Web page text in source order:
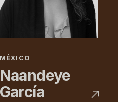
MÉXICO
Naandeye
García